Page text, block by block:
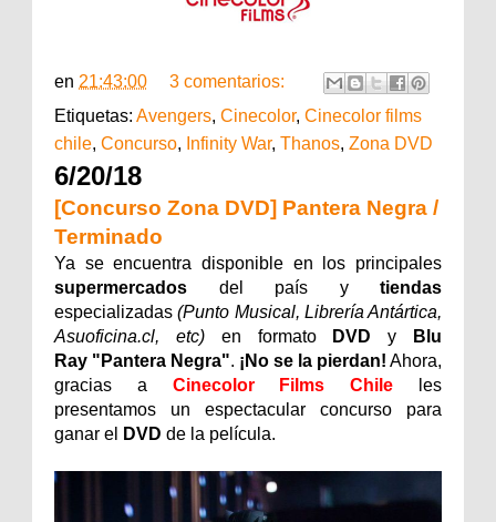
en 21:43:00
3 comentarios:
Etiquetas: Avengers, Cinecolor, Cinecolor films
chile, Concurso, Infinity War, Thanos, Zona DVD
6/20/18
[Concurso Zona DVD] Pantera Negra /
Terminado
Ya se encuentra disponible en los principales
supermercados del país y tiendas
especializadas(Punto Musical, Librería Antártica,
Asuoficina.cl, etc)en formato DVDy Blu
Ray "Pantera Negra". ¡No se la pierdan! Ahora,
gracias a Cinecolor Films Chile les
presentamos un espectacular concurso para
ganar el
DVD de la película.